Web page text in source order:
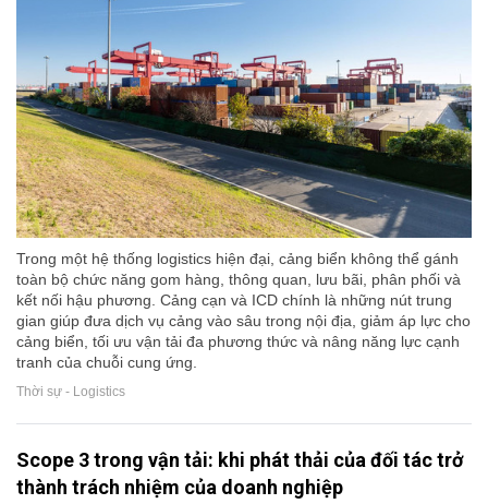
Trong một hệ thống logistics hiện đại, cảng biển không thể gánh
toàn bộ chức năng gom hàng, thông quan, lưu bãi, phân phối và
kết nối hậu phương. Cảng cạn và ICD chính là những nút trung
gian giúp đưa dịch vụ cảng vào sâu trong nội địa, giảm áp lực cho
cảng biển, tối ưu vận tải đa phương thức và nâng năng lực cạnh
tranh của chuỗi cung ứng.
Thời sự - Logistics
Scope 3 trong vận tải: khi phát thải của đối tác trở
thành trách nhiệm của doanh nghiệp